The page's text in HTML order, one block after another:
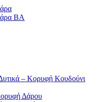
ΒΑ
– Κορυφή Κουδούνι
Δάρου